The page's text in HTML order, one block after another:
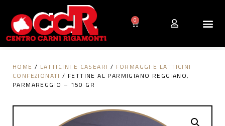
0
HOME / LATTICINI E CASEARI / FORMAGGI E LATTICINI
CONFEZIONATI / FETTINE AL PARMIGIANO REGGIANO,
PARMAREGGIO – 150 GR